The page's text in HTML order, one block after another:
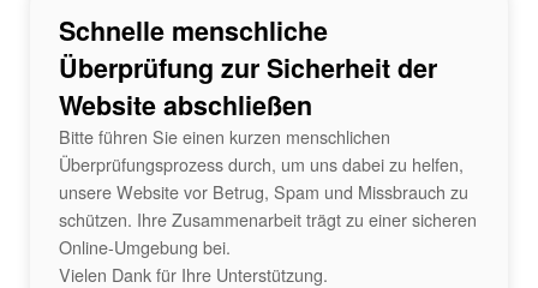
Schnelle menschliche
Überprüfung zur Sicherheit der
Website abschließen
Bitte führen Sie einen kurzen menschlichen
Überprüfungsprozess durch, um uns dabei zu helfen,
unsere Website vor Betrug, Spam und Missbrauch zu
schützen. Ihre Zusammenarbeit trägt zu einer sicheren
Online-Umgebung bei.
Vielen Dank für Ihre Unterstützung.